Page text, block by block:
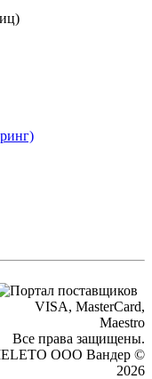
Все права защищены.
OOO Вандер ©
2026